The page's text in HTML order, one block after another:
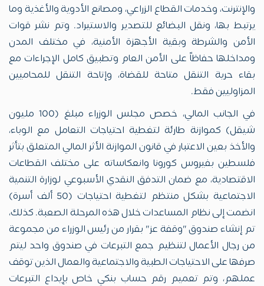
والإنترنت، وخدمات القطاع الزراعي، ومصانع الأدوية والأغذية وما
يرتبط بها، ونقل البضائع للتصدير والاستيراد. وتم نشر قوات
الأمن والشرطة وبقية الأجهزة الأمنية، في مختلف المدن
ومداخلها حفاظاً على الأمن العام وتطبيق كامل الإجراءات مع
بقاء حرية التنقل متاحة للقضاة، وإتاحة التنقل للمحاميين
المزاوليين فقط.
في الجانب المالي، خصص مجلس الوزراء مبلغ (100 مليون
شيقل) كموازنة طارئة لتغطية احتياجات التعامل مع الوباء،
والأخذ بعين الاعتبار في قانون الموازنة الأثر المالي المتعلق بتأثر
فلسطين بفيروس كورونا وانعكاساته على مختلف القطاعات
الاقتصادية، مع ضمان التدفق النقدي الأسبوعي لوزارة التنمية
الاجتماعية بشكل منتظم لتغطية احتياجات (50 ألف أسرة)
انضمت إلى نظام المساعدات خلال هذه المرحلة الصعبة. كذلك،
تم إنشاء صندوق "وقفة عز" بقرار من رئيس الوزراء من مجموعة
من رجال الأعمال لتنظيم جمع التبرعات في صندوق واحد ليتم
صرفها على الاحتياجات الطبية والاجتماعية والعمال الذين توقف
عملهم، وتم تعميم رقم حساب بنكي خاص بإيداع التبرعات